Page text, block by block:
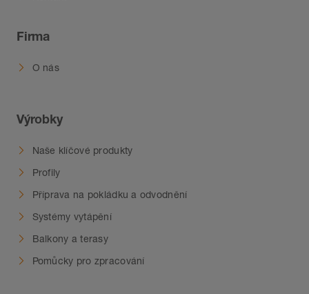
Firma
O nás
Výrobky
Naše klíčové produkty
Profily
Příprava na pokládku a odvodnění
Systémy vytápění
Balkony a terasy
Pomůcky pro zpracování